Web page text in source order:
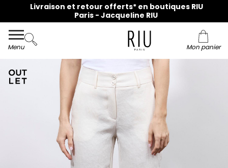
Livraison et retour offerts* en boutiques RIU
Paris - Jacqueline RIU
Menu Mon panier